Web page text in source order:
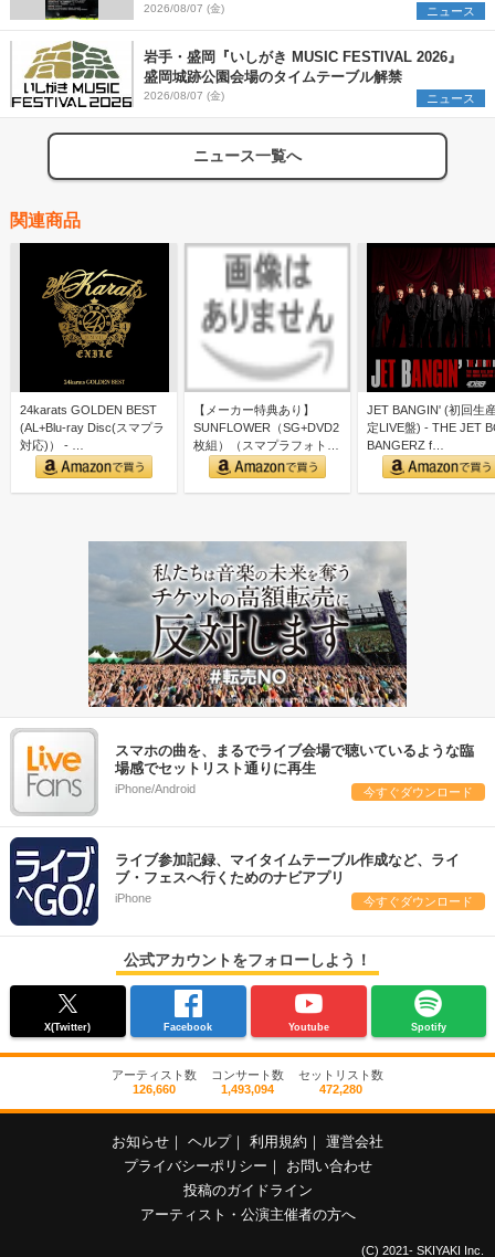
発表
2026/08/07 (金) ニュース
岩手・盛岡『いしがき MUSIC FESTIVAL 2026』
盛岡城跡公園会場のタイムテーブル解禁
2026/08/07 (金) ニュース
ニュース一覧へ
関連商品
24karats GOLDEN BEST
(AL+Blu-ray Disc(スマプラ
対応)） - …
【メーカー特典あり】
SUNFLOWER（SG+DVD2
枚組）（スマプラフォト封
入） - FANTA…
JET BANGIN' (初回生
定LIVE盤) - THE JET
BANGERZ f…
スマホの曲を、まるでライブ会場で聴いているような臨
場感でセットリスト通りに再生
iPhone/Android 今すぐダウンロード
ライブ参加記録、マイタイムテーブル作成など、ライ
ブ・フェスへ行くためのナビアプリ
iPhone 今すぐダウンロード
公式アカウントをフォローしよう！
X(Twitter) Facebook Youtube Spotify
アーティスト数
126,660
コンサート数
1,493,094
セットリスト数
472,280
お知らせ ヘルプ 利用規約
運営会社
プライバシーポリシー
お問い合わせ
投稿のガイドライン
アーティスト・公演主催者の方へ
(C) 2021- SKIYAKI Inc.